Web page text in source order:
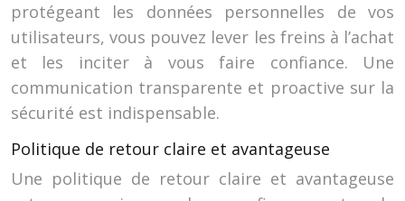
protégeant les données personnelles de vos
utilisateurs, vous pouvez lever les freins à l’achat
et les inciter à vous faire confiance. Une
communication transparente et proactive sur la
sécurité est indispensable.
Politique de retour claire et avantageuse
Une politique de retour claire et avantageuse